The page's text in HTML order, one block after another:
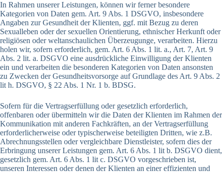
In Rahmen unserer Leistungen, können wir ferner besondere
Kategorien von Daten gem. Art. 9 Abs. 1 DSGVO, insbesondere
Angaben zur Gesundheit der Klienten, ggf. mit Bezug zu deren
Sexualleben oder der sexuellen Orientierung, ethnischer Herkunft oder
religiösen oder weltanschaulichen Überzeugunge, verarbeiten. Hierzu
holen wir, sofern erforderlich, gem. Art. 6 Abs. 1 lit. a., Art. 7, Art. 9
Abs. 2 lit. a. DSGVO eine ausdrückliche Einwilligung der Klienten
ein und verarbeiten die besonderen Kategorien von Daten ansonsten
zu Zwecken der Gesundheitsvorsorge auf Grundlage des Art. 9 Abs. 2
lit h. DSGVO, § 22 Abs. 1 Nr. 1 b. BDSG.
Sofern für die Vertragserfüllung oder gesetzlich erforderlich,
offenbaren oder übermitteln wir die Daten der Klienten im Rahmen der
Kommunikation mit anderen Fachkräften, an der Vertragserfüllung
erforderlicherweise oder typischerweise beteiligten Dritten, wie z.B.
Abrechnungsstellen oder vergleichbare Dienstleister, sofern dies der
Erbringung unserer Leistungen gem. Art. 6 Abs. 1 lit b. DSGVO dient,
gesetzlich gem. Art. 6 Abs. 1 lit c. DSGVO vorgeschrieben ist,
unseren Interessen oder denen der Klienten an einer effizienten und